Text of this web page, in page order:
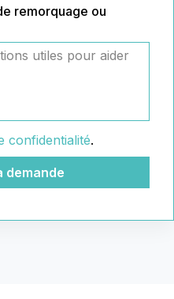
remorquage ou
confidentialité.
demande